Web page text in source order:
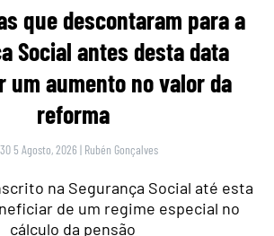
que descontaram para a
Social antes desta data
um aumento no valor da
reforma
5 Agosto, 2026 | Rubén Gonçalves
na Segurança Social até esta
de um regime especial no
cálculo da pensão